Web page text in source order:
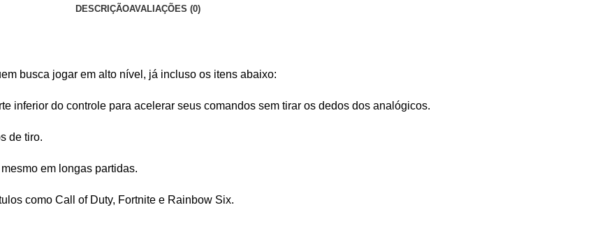
DESCRIÇÃOAVALIAÇÕES (0)
busca jogar em alto nível, já incluso os itens abaixo:
inferior do controle para acelerar seus comandos sem tirar os dedos dos analógicos.
de tiro.
em longas partidas.
como Call of Duty, Fortnite e Rainbow Six.